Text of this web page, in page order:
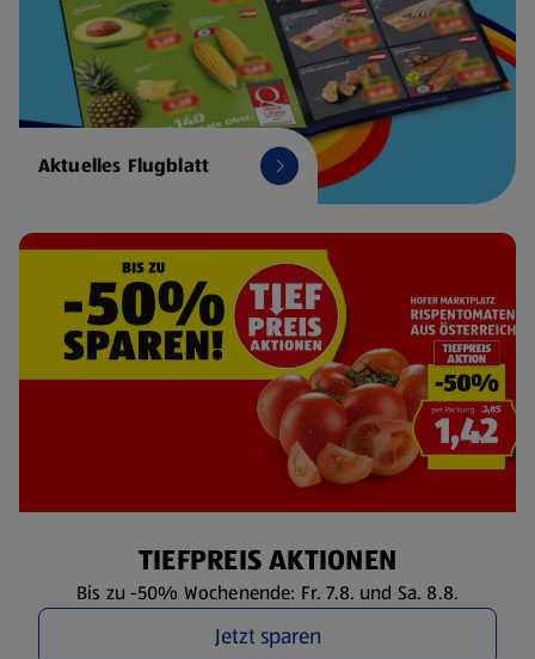
Aktuelles Flugblatt
TIEFPREIS AKTIONEN
Bis zu -50% Wochenende: Fr. 7.8. und Sa. 8.8.
Jetzt sparen